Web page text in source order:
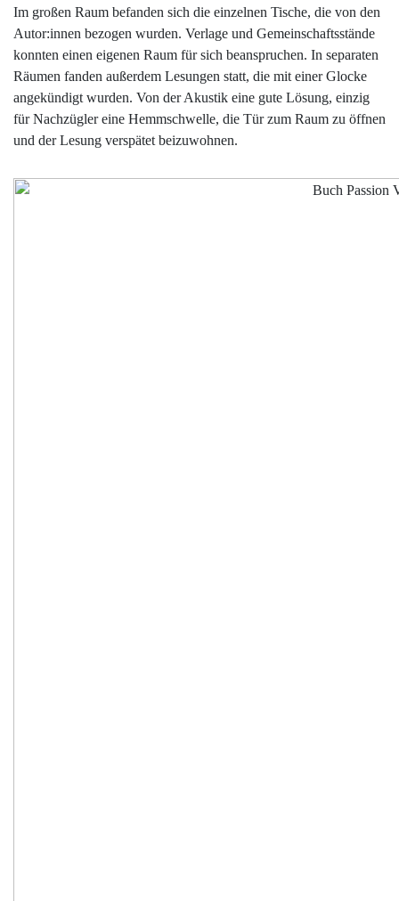
Im großen Raum befanden sich die einzelnen Tische, die von den
Autor:innen bezogen wurden. Verlage und Gemeinschaftsstände
konnten einen eigenen Raum für sich beanspruchen. In separaten
Räumen fanden außerdem Lesungen statt, die mit einer Glocke
angekündigt wurden. Von der Akustik eine gute Lösung, einzig
für Nachzügler eine Hemmschwelle, die Tür zum Raum zu öffnen
und der Lesung verspätet beizuwohnen.